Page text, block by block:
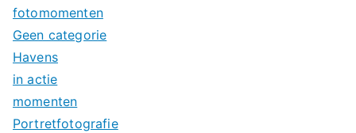
fotomomenten
Geen categorie
Havens
in actie
momenten
Portretfotografie